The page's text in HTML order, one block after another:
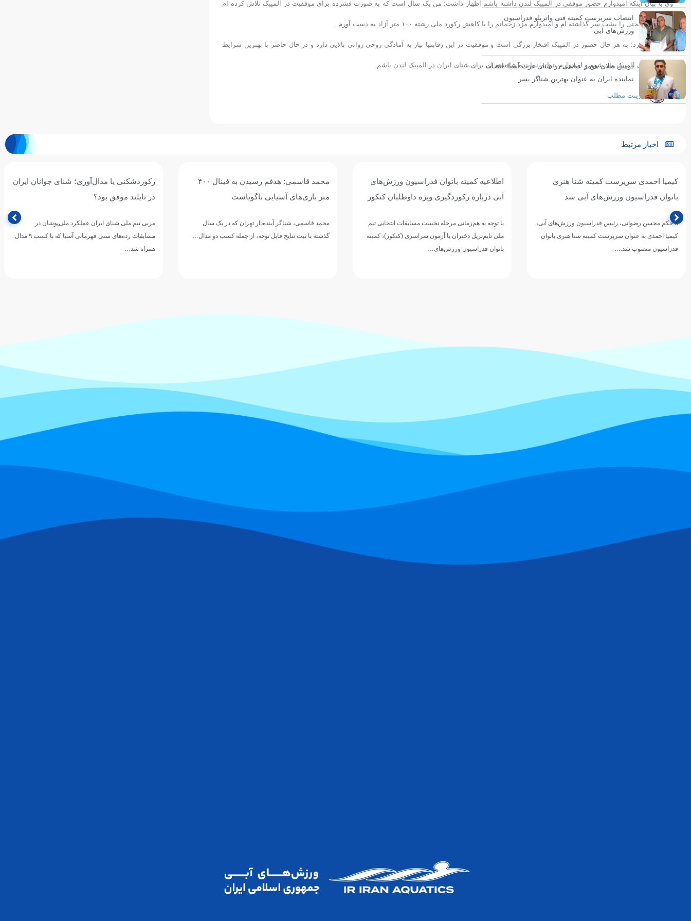
وی با بیان اینکه امیدوارم حضور موفقی در المپیک لندن داشته باشم اظهار داشت: من یک سال است که به صورت فشرده برای موفقیت در المپیک تلاش کرده ام
و تمرینات سختی را پشت سر گذاشته ام و امیدوارم مزد زحماتم را با کاهش رکورد ملی رشته ١۰۰ متر آزاد به دست آورم.
وی تصریح کرد: به هر حال حضور در المپیک افتخار بزرگی است و موفقیت در این رقابتها نیاز به آمادگی روحی روانی بالایی دارد و در حال حاضر با بهترین شرایط
آمادگی راهی المپیک می شوم و امیدوارم بتوانم نماینده شایسته ای برای شنای ایران در المپیک لندن باشم.
پرینت مطلب
انتصاب سرپرست کمیته فنی واترپلو فدراسیون
ورزش‌های آبی
دومین طلای هومر عباسی در شنای غرب آسیا؛ انتخاب
نماینده ایران به عنوان بهترین شناگر پسر
اخبار مرتبط
کیمیا احمدی سرپرست کمیته شنا هنری
بانوان فدراسیون ورزش‌های آبی شد
با حکم محسن رضوانی، رئیس فدراسیون ورزش‌های آبی،
کیمیا احمدی به عنوان سرپرست کمیته شنا هنری بانوان
فدراسیون منصوب شد.…
اطلاعیه کمیته بانوان فدراسیون ورزش‌های
آبی درباره رکوردگیری ویژه داوطلبان کنکور
با توجه به هم‌زمانی مرحله نخست مسابقات انتخابی تیم
ملی تایم‌تریل دختران با آزمون سراسری (کنکور)، کمیته
بانوان فدراسیون ورزش‌های…
محمد قاسمی: هدفم رسیدن به فینال ۴۰۰
متر بازی‌های آسیایی ناگویاست
محمد قاسمی، شناگر آینده‌دار تهران که در یک سال
گذشته با ثبت نتایج قابل توجه، از جمله کسب دو مدال…
رکوردشکنی یا مدال‌آوری؛ شنای جوانان ایران
در تایلند موفق بود؟
مربی تیم ملی شنای ایران عملکرد ملی‌پوشان در
مسابقات رده‌های سنی قهرمانی آسیا که با کسب ۹ مدال
همراه شد…